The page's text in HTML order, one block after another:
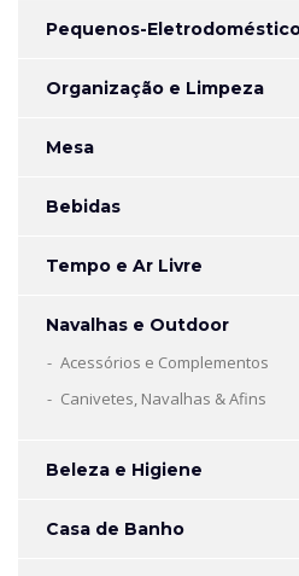
Pequenos-
Organização e Limpeza
Mesa
Bebidas
Tempo e Ar Livre
Navalhas e Outdoor
Acessórios e Complementos
Canivetes, Navalhas & Afins
Beleza e Higiene
Casa de Banho